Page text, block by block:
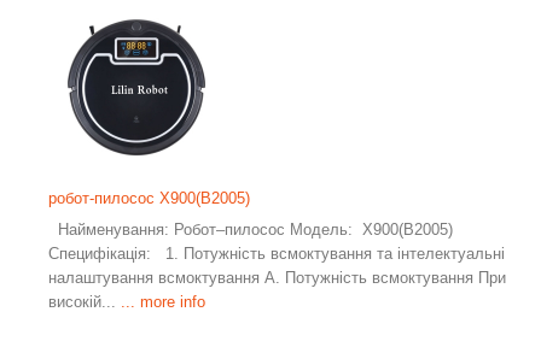
робот-пилосос X900(B2005)
Найменування: Робот–пилосос Модель: X900(B2005)
Специфікація: 1. Потужність всмоктування та інтелектуальні
налаштування всмоктування A. Потужність всмоктування При
високій...
... more info